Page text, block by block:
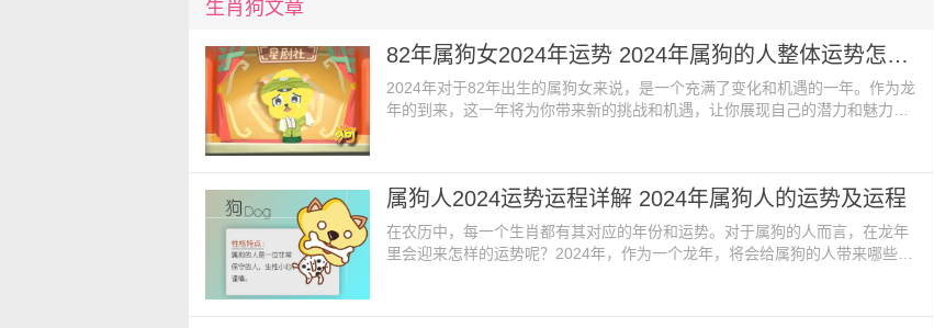
生肖 狗文章
82年属狗女2024年运势 2024年属狗的人整体运势怎么样
2024年对于82年出生的属狗女来说，是一个充满了变化和机遇的一年。作为龙
年的到来，这一年将为你带来新的挑战和机遇，让你展现自己的潜力和魅力。
个项目小组中可能会拖后腿，还有可能遭到小组其他成员的排挤
属狗人2024运势运程详解 2024年属狗人的运势及运程
在农历中，每一个生肖都有其对应的年份和运势。对于属狗的人而言，在龙年
里会迎来怎样的运势呢？2024年，作为一个龙年，将会给属狗的人带来哪些挑